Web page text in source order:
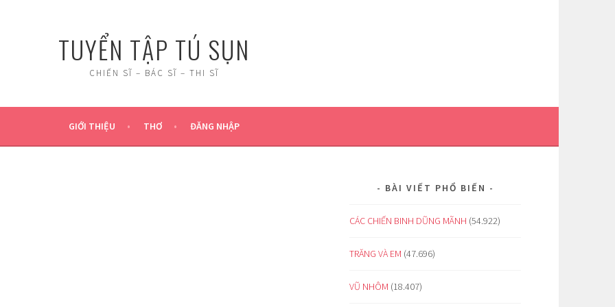
TUYỂN TẬP TÚ SỤN
CHIẾN SĨ – BÁC SĨ – THI SĨ
GIỚI THIỆU THƠ ĐĂNG NHẬP
BÀI VIẾT PHỔ BIẾN
CÁC CHIẾN BINH DŨNG MÃNH (54.922)
TRĂNG VÀ EM (47.696)
VŨ NHÔM (18.407)